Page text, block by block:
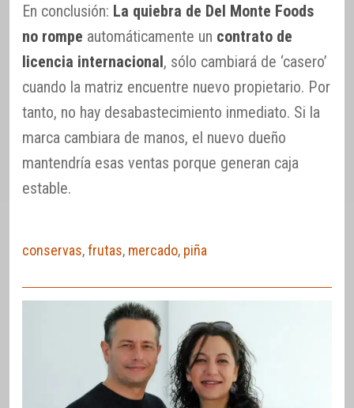
En conclusión: La quiebra de Del Monte Foods
no rompe automáticamente un contrato de
licencia internacional, sólo cambiará de ‘casero’
cuando la matriz encuentre nuevo propietario. Por
tanto, no hay desabastecimiento inmediato. Si la
marca cambiara de manos, el nuevo dueño
mantendría esas ventas porque generan caja
estable.
conservas,frutas, mercado, piña